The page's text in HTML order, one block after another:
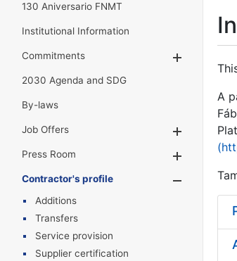
130 Aniversario FNMT
Institutional Information
Commitments
2030 Agenda and SDG
By-laws
Job Offers
Press Room
Contractor's profile
Additions
Transfers
Service provision
Supplier certification
A